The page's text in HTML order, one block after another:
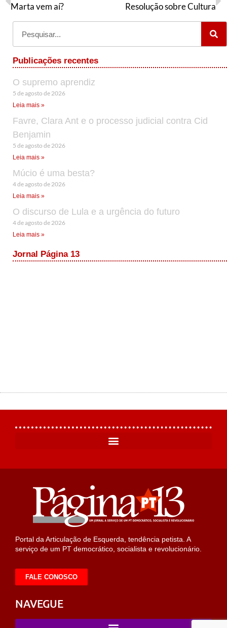
Marta vem aí? Resolução sobre Cultura
Publicações recentes
O supremo aprendiz
5 de agosto de 2026
Leia mais »
Favre, Clara Ant e o processo judicial contra Cid
Benjamin
5 de agosto de 2026
Leia mais »
Múcio é uma besta?
4 de agosto de 2026
Leia mais »
O discurso de Lula e a urgência do futuro
4 de agosto de 2026
Leia mais »
Jornal Página 13
Portal da Articulação de Esquerda, tendência petista. A
serviço de um PT democrático, socialista e revolucionário.
FALE CONOSCO
NAVEGUE